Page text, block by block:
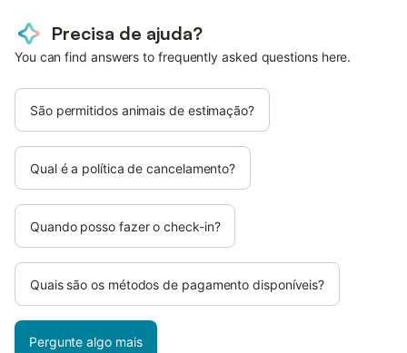
Precisa de ajuda?
You can find answers to frequently asked questions here.
São permitidos animais de estimação?
Qual é a política de cancelamento?
Quando posso fazer o check-in?
Quais são os métodos de pagamento disponíveis?
Pergunte algo mais